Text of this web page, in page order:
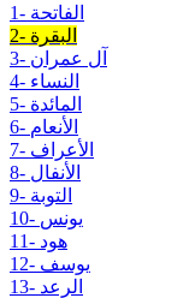
1- الفاتحة
2- البقرة
3- آل عمران
4- النساء
5- المائدة
6- الأنعام
7- الأعراف
8- الأنفال
9- التوبة
10- يونس
11- هود
12- يوسف
13- الرعد